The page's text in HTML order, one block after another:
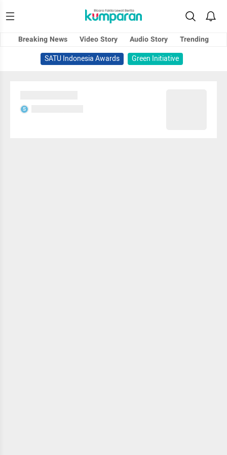
Breaking News Video Story Audio Story
Trending
SATU Indonesia Awards
Green Initiative
S